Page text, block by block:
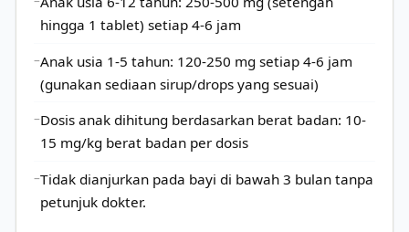
hingga 1 tablet) setiap 4-6 jam
Anak usia 1-5 tahun: 120-250 mg setiap 4-6 jam
(gunakan sediaan sirup/drops yang sesuai)
Dosis anak dihitung berdasarkan berat badan: 10-
15 mg/kg berat badan per dosis
Tidak dianjurkan pada bayi di bawah 3 bulan tanpa
petunjuk dokter.